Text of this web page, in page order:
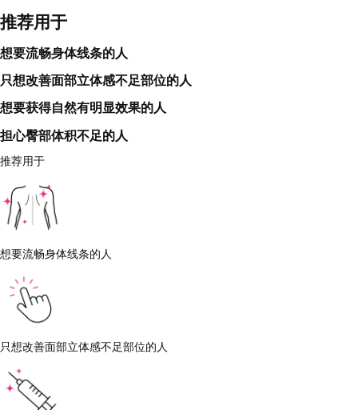
推荐用于
想要流畅身体线条的人
只想改善面部立体感不足部位的人
想要获得自然有明显效果的人
担心臀部体积不足的人
推荐用于
想要流畅身体线条的人
只想改善面部立体感不足部位的人